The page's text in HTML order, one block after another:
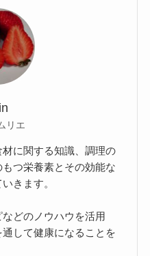
リエ
に関する知識、調理の
つ栄養素とその効能な
きます。
どのノウハウを活用
して健康になることを